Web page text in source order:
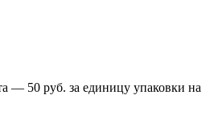
— 50 руб. за единицу упаковки на